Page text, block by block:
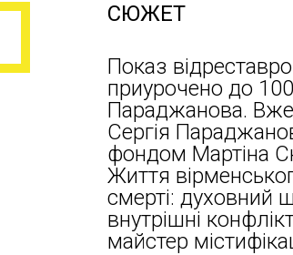
СЮЖЕТ
Показ
приурочено до
Параджанова. Вже
Сергія
фондом Мартіна
Життя
смерті: духовний
внутрішні
майстер